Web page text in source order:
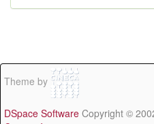
Theme by
DSpace Software Copyright ©